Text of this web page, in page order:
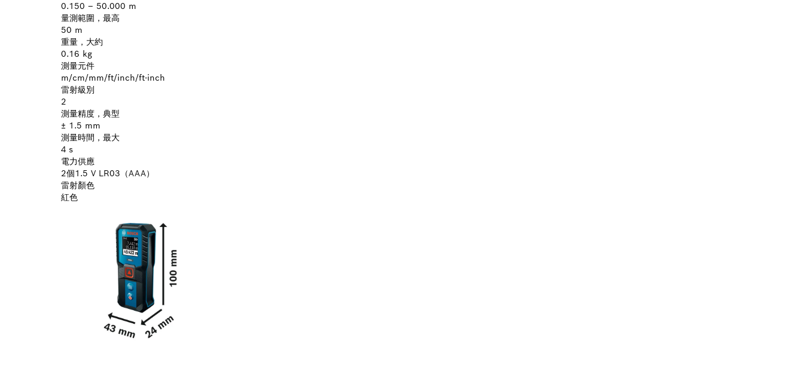
0.150 – 50.000 m
量測範圍，最高
50 m
重量，大約
0.16 kg
測量元件
m/cm/mm/ft/inch/ft-inch
雷射級別
2
測量精度，典型
± 1.5 mm
測量時間，最大
4 s
電力供應
2個1.5 V LR03（AAA）
雷射顏色
紅色